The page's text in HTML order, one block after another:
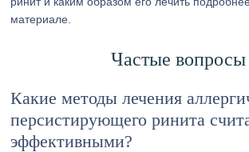
материале.
Частые вопросы
Какие методы лечения
персистирующего ринита
эффективными?